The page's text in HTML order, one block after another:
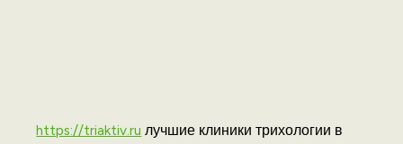
https://triaktiv.ru лучшие клиники трихологии в